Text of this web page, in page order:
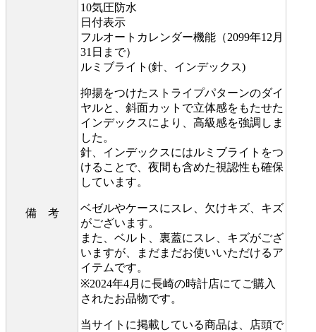
備 考
10気圧防水
日付表示
フルオートカレンダー機能（2099年12月
31日まで）
ルミブライト(針、インデックス)
抑揚をつけたストライプパターンのダイ
ヤルと、斜面カットで立体感をもたせた
インデックスにより、高級感を強調しま
した。
針、インデックスにはルミブライトをつ
けることで、夜間も含めた視認性も確保
しています。
ベゼルやケースにスレ、欠けキズ、キズ
がございます。
また、ベルト、裏蓋にスレ、キズがござ
いますが、まだまだお使いいただけるア
イテムです。
※2024年4月に長崎の時計店にてご購入
されたお品物です。
当サイトに掲載している商品は、店頭で